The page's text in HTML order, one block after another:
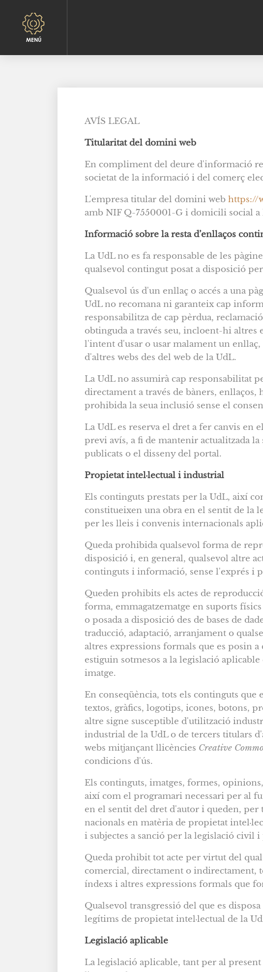
AVÍS LEGAL
Titularitat del domini web
En compliment del deure d'informació
societat de la informació i del comerç
L'empresa titular del domini web https://
amb NIF Q-7550001-G i domicili social a
Informació sobre la resta d’enllaços
La UdL no es fa responsable de les
qualsevol contingut posat a disposició
Qualsevol ús d'un enllaç o accés a una
UdL no recomana ni garanteix cap
responsabilitza de cap pèrdua,
obtinguda a través seu, incloent-hi altres
l'intent d'usar o usar malament un
d'altres webs des del web de la UdL.
La UdL no assumirà cap responsabilitat
directament a través de bàners,
prohibida la seua inclusió sense el
La UdL es reserva el dret a fer canvis en
previ avís, a fi de mantenir actualitzada
publicats o el disseny del portal.
Propietat intel·lectual i industrial
Els continguts prestats per la UdL, així
constitueixen una obra en el sentit de la
per les lleis i convenis internacionals
Queda prohibida qualsevol forma de
disposició i, en general, qualsevol altre
continguts i informació, sense l'exprés i
Queden prohibits els actes de
forma, emmagatzematge en suports
o posada a disposició des de bases de
traducció, adaptació, arranjament o
altres expressions formals que es posin
estiguin sotmesos a la legislació
imatge.
En conseqüència, tots els continguts que
textos, gràfics, logotips, icones, botons,
altre signe susceptible d'utilització
industrial de la UdL o de tercers titulars
webs mitjançant llicències Creative
condicions d'ús.
Els continguts, imatges, formes,
així com el programari necessari per al
en el sentit del dret d'autor i queden,
nacionals en matèria de propietat
i subjectes a sanció per la legislació civil i
Queda prohibit tot acte per virtut del
comercial, directament o indirectament,
índexs i altres expressions formals que
Qualsevol transgressió del que es
legítims de propietat intel·lectual de la
Legislació aplicable
La legislació aplicable, tant per al